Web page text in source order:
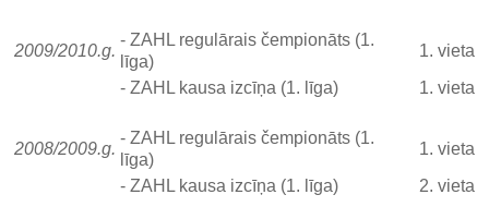
2009/2010.g.
- ZAHL regulārais čempionāts (1.
līga)
1. vieta
- ZAHL kausa izcīņa (1. līga)
1. vieta
2008/2009.g.
- ZAHL regulārais čempionāts (1.
līga)
1. vieta
- ZAHL kausa izcīņa (1. līga)
2. vieta